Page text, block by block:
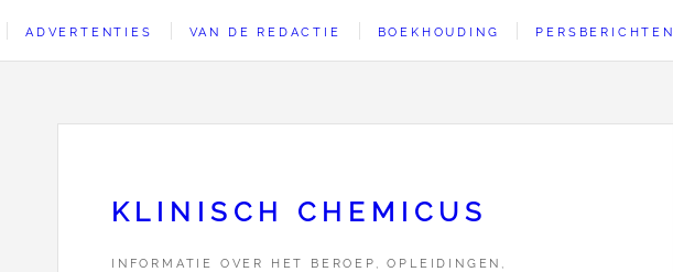
ADVERTENTIES VAN DE REDACTIE BOEKHOUDING PERSBERICHTEN
KLINISCH CHEMICUS
INFORMATIE OVER HET BEROEP, OPLEIDINGEN,